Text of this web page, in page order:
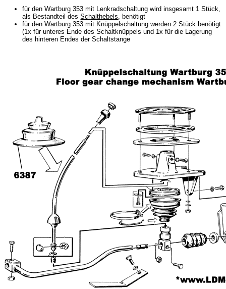
Wartburg 1.3
Barkas B 1000
Kugelgelenke, Zubehör
Sonderanfertigungen
KFZ-Leitungen & Zubehör
Werkstattbedarf
Vergaserdüsen
Pflegeprodukte
Wälzlager
Sonderposten
Service
AGB
Datenschutz
Batterierücknahme
für den Wartburg 353 mit Lenkradschaltung wird insgesamt 1 Stück,
als Bestandteil desSchalthebels, benötigt
für den Wartburg 353 mit Knüppelschaltung werden 2 Stück benötigt
(1x für unteres Ende des Schaltknüppels und 1x für die Lagerung
des hinteren Endes der Schaltstange